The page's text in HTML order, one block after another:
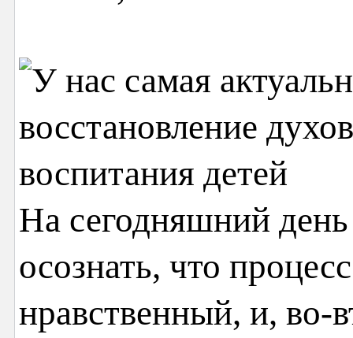
На сегодняшний
осознать, что
нравственный, и, во-